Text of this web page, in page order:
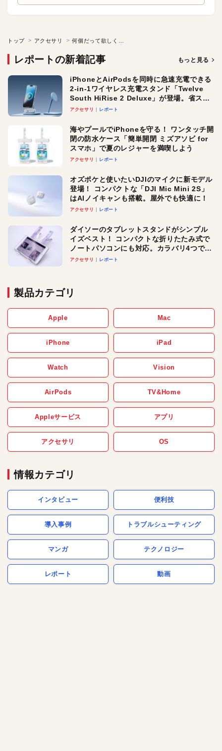
トップ アクセサリ
レポートの新着記事 もっと見る
iPhoneとAirPodsを同時に急速充電できる
2-in-1ワイヤレス充電スタンド「Twelve
South HiRise 2 Deluxe」が登場。省スペ
ースでおしゃれに充電したい人にオスス
アクセサリ レポート
海やプールでiPhoneを守る！ ワンタッチ開
閉の防水ケース「簡単開閉 ミズアソビ for
スマホ」で夏のレジャーを満喫しよう
アクセサリ レポート
オズポケと使いたいDJIのマイクに新モデル
登場！ コンパクトな「DJI Mic Mini 2S」
はAIノイキャンも搭載。屋外でも快適に！
アクセサリ レポート
ダイソーのタブレットスタンドがシンプル
イズベスト！ コンパクトな折りたたみ式で
ノートパソコンにも対応。カラバリ4つで選
べる楽しさも
アクセサリ レポート
製品カテゴリ
Apple Mac
iPhone iPad
Watch Vision
AirPods TV&Home
Appleサービス アプリ
アクセサリ OS
情報カテゴリ
インタビュー 便利技
導入事例 トラブルシューティング
マンガ テクノロジー
レポート 動画